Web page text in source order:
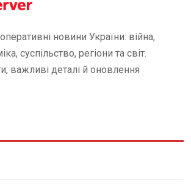
новини України: війна,
суспільство, регіони та світ.
важливі деталі й оновлення